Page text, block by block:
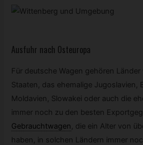
Ausfuhr nach Osteuropa
Für deutsche Wagen gehören Länder
Staaten, das ehemalige Jugoslavien,
Moldavien, Slowakei oder auch die
immer noch zu den besten
Gebrauchtwagen , die ein Alter von
haben, in solchen Ländern immer